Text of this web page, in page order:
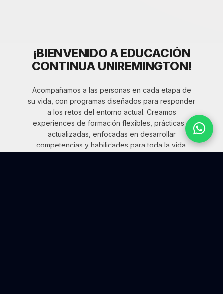
¡BIENVENIDO A EDUCACIÓN
CONTINUA UNIREMINGTON!
Acompañamos a las personas en cada etapa de
su vida, con programas diseñados para responder
a los retos del entorno actual. Creamos
experiences de formación flexibles, prácticas y
actualizadas, enfocadas en desarrollar
competencias y habilidades para toda la vida.